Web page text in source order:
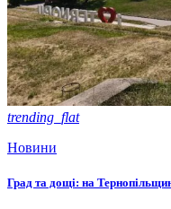
trending_flat
Новини
Град та дощі: на